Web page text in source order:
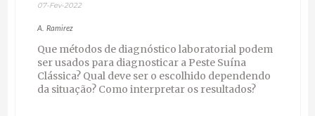
07-Fev-2022
A. Ramirez
Que métodos de diagnóstico laboratorial podem
ser usados para diagnosticar a Peste Suína
Clássica? Qual deve ser o escolhido dependendo
da situação? Como interpretar os resultados?